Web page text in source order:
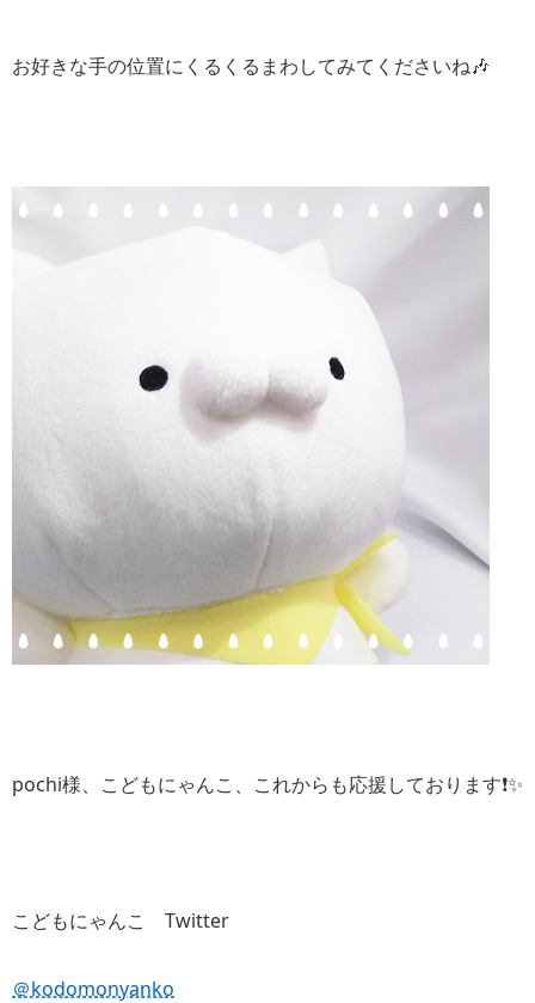
お好きな手の位置にくるくるまわしてみてくださいね🎶
pochi様、こどもにゃんこ、これからも応援しております❗️✨
こどもにゃんこ Twitter
＠kodomonyanko